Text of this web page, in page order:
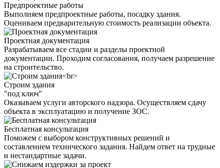
Предпроектные работы
Выполняем предпроектные работы, посадку здания.
Оцениваем предварительную стоимость реализации объекта.
Проектная документация
Разрабатываем все стадии и разделы проектной
документации. Проходим согласования, получаем разрешение
на строительство.
Строим здания
"под ключ"
Оказываем услуги авторского надзора. Осуществляем сдачу
объекта в эксплуатацию и получение ЗОС.
Бесплатная консультация
Поможем с выбором конструктивных решений и
составлением технического задания. Найдем ответ на трудные
и нестандартные задачи.